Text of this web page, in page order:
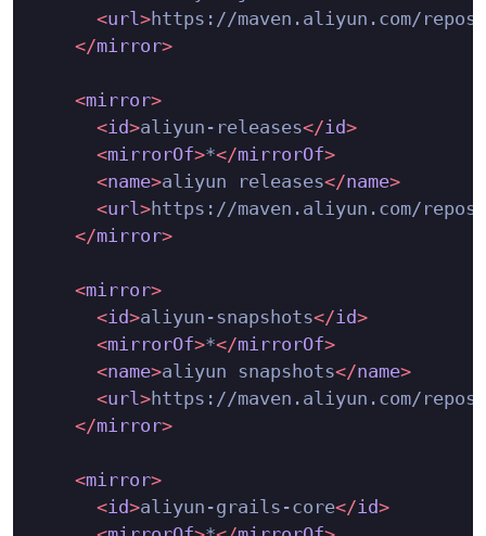
<url >https://maven.aliyun.com/
</mirror>
<mirror>
<id>aliyun-releases</id>
<mirrorOf>*</mirrorOf>
<name>aliyun releases</name>
<url >https://maven.aliyun.com/
</mirror>
<mirror>
<id>aliyun-snapshots</id>
<mirrorOf>*</mirrorOf>
<name>aliyun snapshots</name>
<url >https://maven.aliyun.com/
</mirror>
<mirror>
<id>aliyun-grails-core</id>